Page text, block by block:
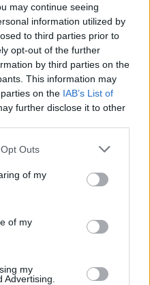
may continue seeing
information utilized by
to third parties prior to
opt-out of the further
by third parties on the
This information may
on the IAB’s List of
further disclose it to other
uses one or more Google
You may click to
and its third-party tags to
purposes in below Google
Outs
of my
of my
my
Advertising.
újrázása az ellenzéki
szakértője az RTL
nagy bajban lesz az